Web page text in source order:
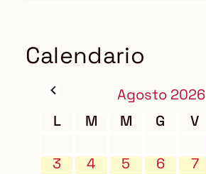
Calendario
Agosto 2026
L
M M G V
3
4 5 6 7